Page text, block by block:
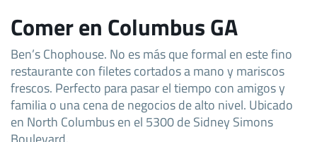
Comer en Columbus GA
Ben’s Chophouse. No es más que formal en este fino
restaurante con filetes cortados a mano y mariscos
frescos. Perfecto para pasar el tiempo con amigos y
familia o una cena de negocios de alto nivel. Ubicado
en North Columbus en el 5300 de Sidney Simons